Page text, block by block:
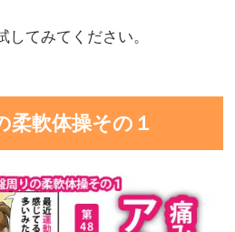
てみてください。
柔軟体操その１